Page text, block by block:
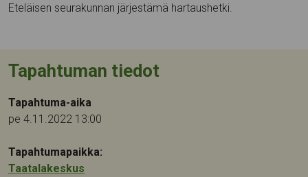
Eteläisen seurakunnan järjestämä hartaushetki.
Tapahtuman tiedot
Tapahtuma-aika
pe 4.11.2022 13:00
Tapahtumapaikka:
Taatalakeskus